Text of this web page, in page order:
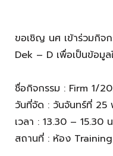
ขอเชิญ นศ เข้าร่วมกิจ
Dek – D เพื่อเป็นข้อมู
ชื่อกิจกรรม : Firm 1/
วันที่จัด : วันจันทร์ที่
เวลา : 13.30 – 15.30
สถานที่ : ห้อง